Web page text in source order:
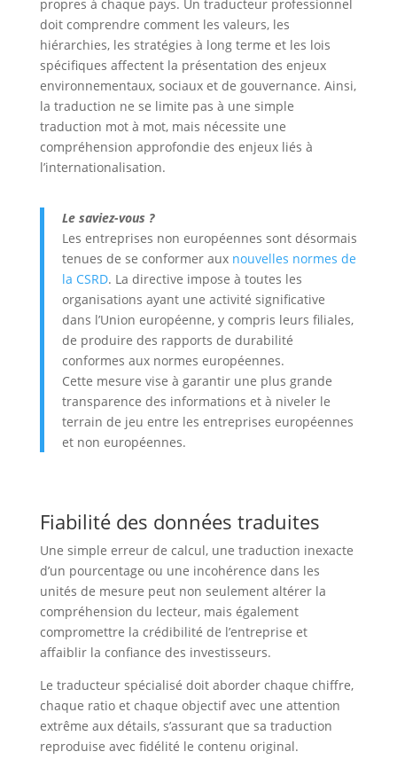
propres à chaque pays. Un traducteur professionnel
doit comprendre comment les valeurs, les
hiérarchies, les stratégies à long terme et les lois
spécifiques affectent la présentation des enjeux
environnementaux, sociaux et de gouvernance. Ainsi,
la traduction ne se limite pas à une simple
traduction mot à mot, mais nécessite une
compréhension approfondie des enjeux liés à
l’internationalisation.
Le saviez-vous ?
Les entreprises non européennes sont désormais
tenues de se conformer aux nouvelles normes de
la CSRD. La directive impose à toutes les
organisations ayant une activité significative
dans l’Union européenne, y compris leurs filiales,
de produire des rapports de durabilité
conformes aux normes européennes.
Cette mesure vise à garantir une plus grande
transparence des informations et à niveler le
terrain de jeu entre les entreprises européennes
et non européennes.
Fiabilité des données traduites
Une simple erreur de calcul, une traduction inexacte
d’un pourcentage ou une incohérence dans les
unités de mesure peut non seulement altérer la
compréhension du lecteur, mais également
compromettre la crédibilité de l’entreprise et
affaiblir la confiance des investisseurs.
Le traducteur spécialisé doit aborder chaque chiffre,
chaque ratio et chaque objectif avec une attention
extrême aux détails, s’assurant que sa traduction
reproduise avec fidélité le contenu original.